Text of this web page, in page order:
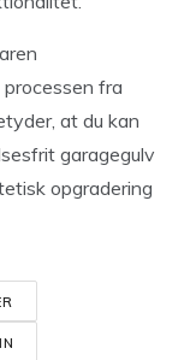
fra
at du kan
garagegulv
opgradering